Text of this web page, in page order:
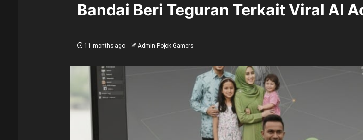
Bandai Beri Teguran Terkait Viral AI
11 months ago Admin Pojok Gamers